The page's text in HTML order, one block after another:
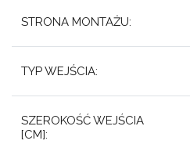
STRONA MONTAŻU:
TYP WEJŚCIA:
SZEROKOŚĆ WEJŚCIA
[CM]: